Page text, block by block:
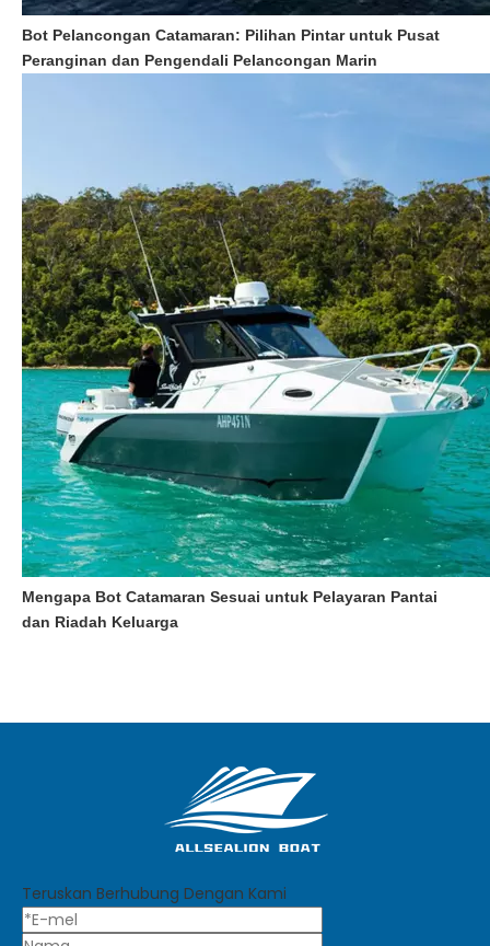
Bot Pelancongan Catamaran: Pilihan Pintar untuk Pusat
Peranginan dan Pengendali Pelancongan Marin
Mengapa Bot Catamaran Sesuai untuk Pelayaran Pantai
dan Riadah Keluarga
Teruskan Berhubung Dengan Kami